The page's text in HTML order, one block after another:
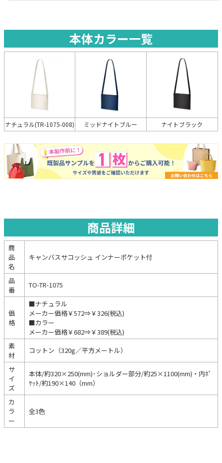
本体カラー一覧
ナチュラル(TR-1075-008) ミッドナイトブルー ナイトブラック
商品詳細
商
品
名
キャンバスサコッシュ インナーポケット付
品
番
TO-TR-1075
価
格
■ナチュラル
メーカー価格￥572⇒￥326(税込)
■カラー
メーカー価格￥682⇒￥389(税込)
素
材
コットン（320g／平方メートル）
サ
イ
ズ
本体/約320×250(mm)･ショルダー部分/約25×1100(mm)・内ﾎﾟ
ｹｯﾄ/約190×140（mm）
カ
ラ
ー
全3色